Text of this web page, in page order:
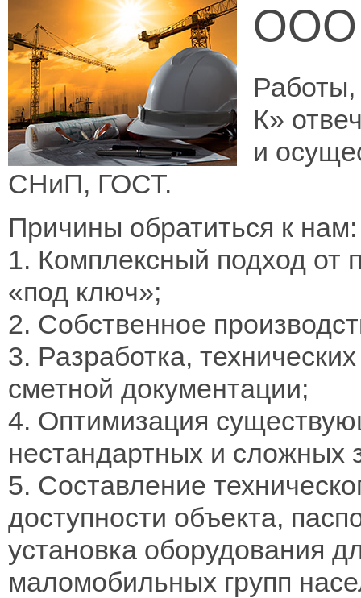
ООО
К»
и
СНиП, ГОСТ.
Причины обратиться к нам:
1. Комплексный подход от
«под ключ»;
2. Собственное
3. Разработка,
сметной документации;
4. Оптимизация
нестандартных и сложных
5. Составление
доступности объекта,
установка оборудования
маломобильных групп